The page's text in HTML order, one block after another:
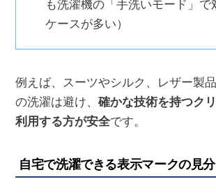
も洗濯機の「手洗いモード」で
ケースが多い）
例えば、スーツやシルク、レザー製
の洗濯は避け、確かな技術を持つク
利用する方が安全です。
自宅で洗濯できる表示マークの見